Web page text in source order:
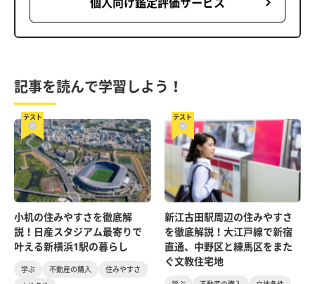
記事を読んで学習しよう！
テスト
小机の住みやすさを徹底解
説！日産スタジアム最寄りで
叶える新横浜1駅の暮らし
学ぶ 不動産の購入
住みやすさ
テスト
新江古田駅周辺の住みやすさ
を徹底解説！大江戸線で新宿
直通、中野区と練馬区をまた
ぐ文教住宅地